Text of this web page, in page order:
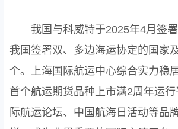
我国与科威特于2025年4月签署
我国签署双、多边海运协定的国家
个。上海国际航运中心综合实力稳
首个航运期货品种上市满2周年运
际航运论坛、中国航海日活动等品